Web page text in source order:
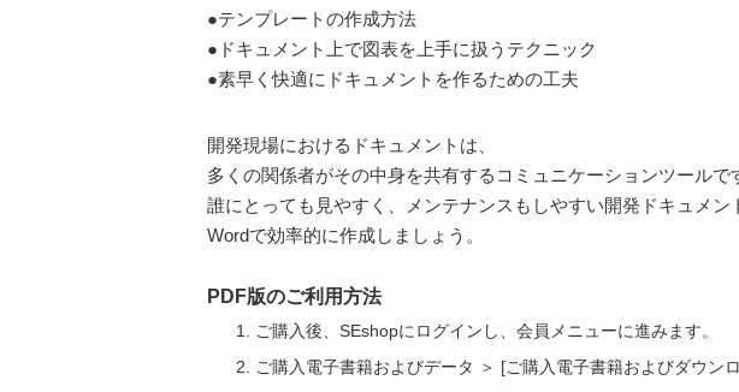
●テンプレートの作成方法
●ドキュメント上で図表を上手に扱うテクニック
●素早く快適にドキュメントを作るための工夫
開発現場におけるドキュメントは、
多くの関係者がその中身を共有するコミュニケーションツールで
誰にとっても見やすく、メンテナンスもしやすい開発ドキュメン
Wordで効率的に作成しましょう。
PDF版のご利用方法
ご購入後、SEshopにログインし、会員メニューに進みます。
ご購入電子書籍およびデータ ＞ [ご購入電子書籍およびダウン